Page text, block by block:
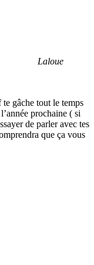
Laloue
gâche tout le temps
prochaine ( si
de parler avec tes
que ça vous